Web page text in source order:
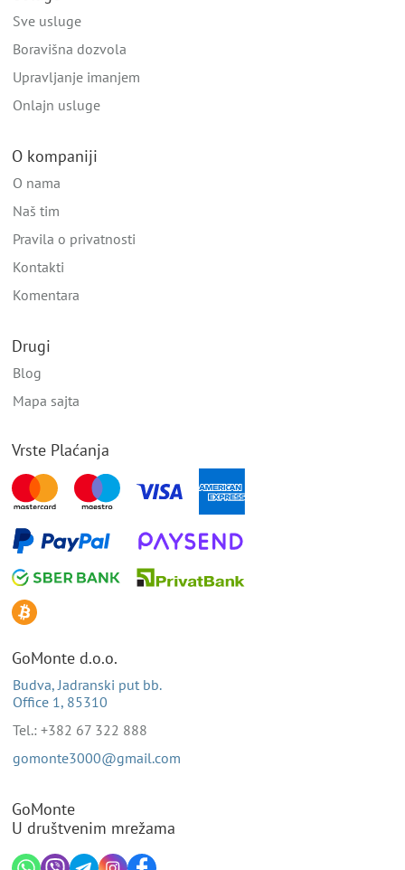
Sve usluge
Boravišna dozvola
Upravljanje imanjem
Onlajn usluge
O kompaniji
O nama
Naš tim
Pravila o privatnosti
Kontakti
Komentara
Drugi
Blog
Mapa sajta
Vrste Plaćanja
GoMonte d.o.o.
Budva, Jadranski put bb.
Office 1, 85310
Tel.: +382 67 322 888
gomonte3000@gmail.com
GoMonte
U društvenim mrežama